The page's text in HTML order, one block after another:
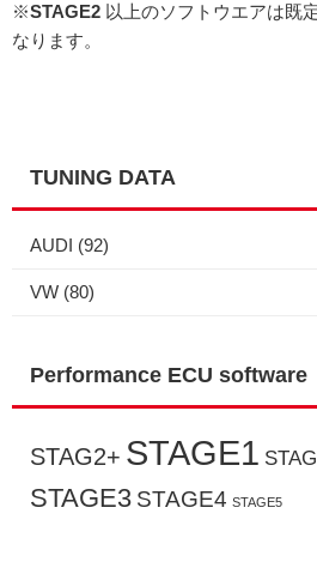
※STAGE2 以上のソフトウエアは既
なります。
TUNING DATA
AUDI (92)
VW (80)
Performance ECU software
STAG2+ STAGE1
STAGE3 STAGE4 STAGE5